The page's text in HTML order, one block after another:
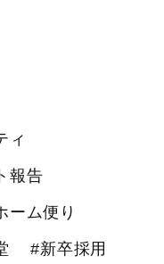
ィ
報告
ーム便り
#新卒採用